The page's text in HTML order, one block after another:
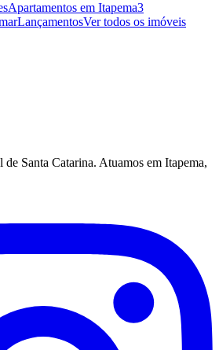
Apartamentos em Itapema3
LançamentosVer todos os imóveis
de Santa Catarina. Atuamos em Itapema,